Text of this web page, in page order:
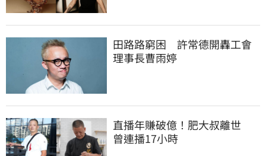
田路路窮困　許常德開轟工會
理事長曹雨婷
直播年賺破億！肥大叔離世
曾連播17小時